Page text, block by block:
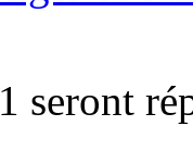
seront